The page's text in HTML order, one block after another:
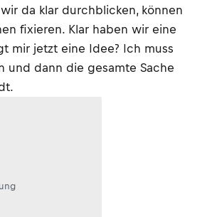
da klar durchblicken, können
fixieren. Klar haben wir eine
mir jetzt eine Idee? Ich muss
und dann die gesamte Sache